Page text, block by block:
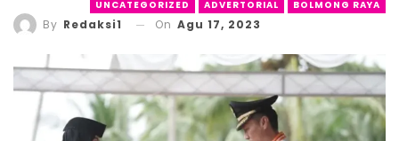
UNCATEGORIZED ADVERTORIAL BOLMONG RAYA
By Redaksi1 On Agu 17, 2023